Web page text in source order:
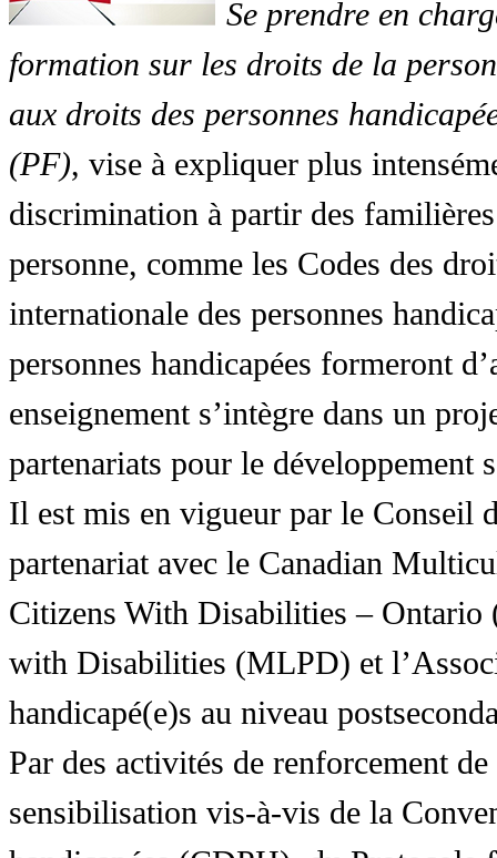
Se prendre en
formation sur les droits de la
aux droits des personnes
(PF), vise à expliquer plus
discrimination à partir des
personne, comme les Codes des
internationale des personnes
personnes handicapées formeront
enseignement s’intègre dans un
partenariats pour le développement
Il est mis en vigueur par le Conseil
partenariat avec le Canadian
Citizens With Disabilities – Ontario
with Disabilities (MLPD) et
handicapé(e)s au niveau
Par des activités de renforcement
sensibilisation vis-à-vis de la